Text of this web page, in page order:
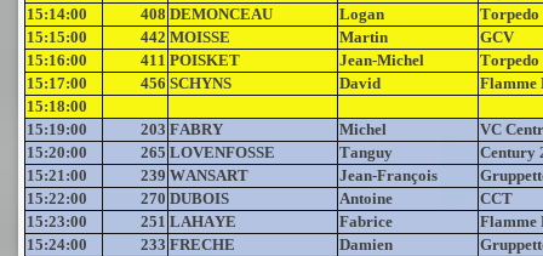
15:14:00
408 DEMONCEAU Logan
Torpedo
15:15:00
442 MOISSE Martin
GCV
15:16:00
411 POISKET Jean-Michel
Torpedo
15:17:00
456 SCHYNS David
Flamme
15:18:00
15:19:00
203 FABRY Michel
VC
15:20:00
265 LOVENFOSSE Tanguy
Century
15:21:00
239 WANSART Jean-François
15:22:00
270 DUBOIS Antoine
CCT
15:23:00
251 LAHAYE Fabrice
Flamme
15:24:00
233 FRECHE Damien